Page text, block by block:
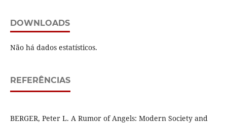
DOWNLOADS
Não há dados estatísticos.
REFERÊNCIAS
BERGER, Peter L. A Rumor of Angels: Modern Society and